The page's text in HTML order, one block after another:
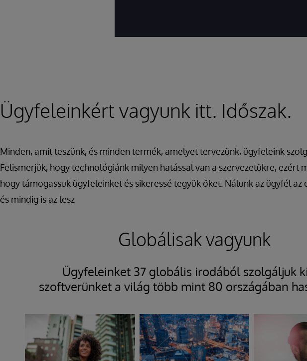
Ügyfeleinkért vagyunk itt. Időszak.
Minden, amit teszünk, és minden termék, amelyet tervezünk, ügyfeleink
Felismerjük, hogy technológiánk milyen hatással van a szervezetükre, ezért
hogy támogassuk ügyfeleinket és sikeressé tegyük őket. Nálunk az ügyfél az
és mindig is az lesz
Globálisak vagyunk
Ügyfeleinket 37 globális irodából szolgáljuk
szoftverünket a világ több mint 80 országában